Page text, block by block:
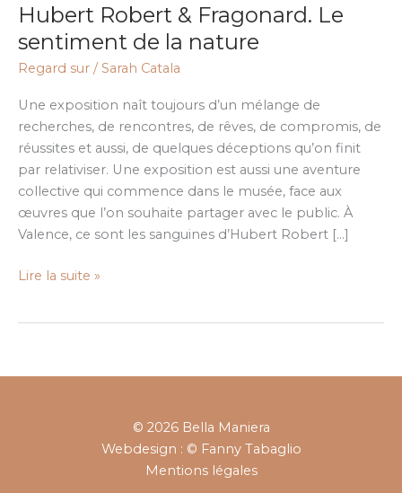
Hubert Robert & Fragonard. Le
sentiment de la nature
Regard sur /Sarah Catala
Une exposition naît toujours d’un mélange de
recherches, de rencontres, de rêves, de compromis, de
réussites et aussi, de quelques déceptions qu’on finit
par relativiser. Une exposition est aussi une aventure
collective qui commence dans le musée, face aux
œuvres que l’on souhaite partager avec le public. À
Valence, ce sont les sanguines d’Hubert Robert […]
&
Fragonard.
sentiment
de
la
nature
Lire la suite »
© 2026 Bella Maniera
Webdesign : © Fanny Tabaglio
Mentions légales